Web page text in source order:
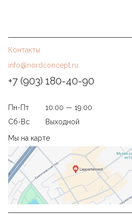
Контакты
info@nordconcept.ru
+7 (903) 180-40-90
Пн-Пт
10:00 — 19.00
Сб-Вс
Выходной
Мы на карте